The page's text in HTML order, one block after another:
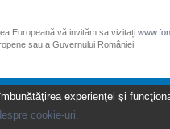
Europeană vă invităm sa vizitați
sau a Guvernului României
experienţei şi
cookie-uri.